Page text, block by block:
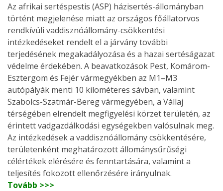
Az afrikai sertéspestis (ASP) házisertés-állományban
történt megjelenése miatt az országos főállatorvos
rendkívüli vaddisznóállomány-csökkentési
intézkedéseket rendelt el a járvány további
terjedésének megakadályozása és a hazai sertéságazat
védelme érdekében. A beavatkozások Pest, Komárom-
Esztergom és Fejér vármegyékben az M1–M3
autópályák menti 10 kilométeres sávban, valamint
Szabolcs-Szatmár-Bereg vármegyében, a Vállaj
térségében elrendelt megfigyelési körzet területén, az
érintett vadgazdálkodási egységekben valósulnak meg.
Az intézkedések a vaddisznóállomány csökkentésére,
területenként meghatározott állománysűrűségi
célértékek elérésére és fenntartására, valamint a
teljesítés fokozott ellenőrzésére irányulnak.
Tovább >>>